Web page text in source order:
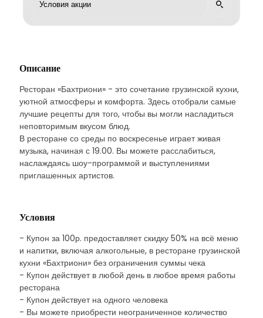
Описание
Ресторан «Бахтриони» - это сочетание грузинской кухни,
уютной атмосферы и комфорта. Здесь отобрали самые
лучшие рецепты для того, чтобы вы могли насладиться
неповторимым вкусом блюд.
В ресторане со среды по воскресенье играет живая
музыка, начиная с 19.00. Вы можете расслабиться,
наслаждаясь шоу-программой и выступлениями
приглашенных артистов.
Условия
- Купон за 100р. предоставляет скидку 50% на всё меню
и напитки, включая алкогольные, в ресторане грузинской
кухни «Бахтриони» без ограничения суммы чека
- Купон действует в любой день в любое время работы
ресторана
- Купон действует на одного человека
- Вы можете приобрести неограниченное количество